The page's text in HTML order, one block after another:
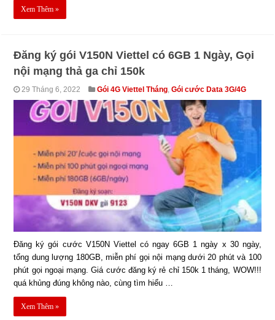
Xem Thêm »
Đăng ký gói V150N Viettel có 6GB 1 Ngày, Gọi
nội mạng thả ga chỉ 150k
29 Tháng 6, 2022 Gói 4G Viettel Tháng,Gói cước Data 3G/4G
Đăng ký gói cước V150N Viettel có ngay 6GB 1 ngày x 30 ngày,
tổng dung lượng 180GB, miễn phí gọi nội mạng dưới 20 phút và 100
phút gọi ngoại mạng. Giá cước đăng ký rẻ chỉ 150k 1 tháng, WOW!!!
quá khủng đúng không nào, cùng tìm hiểu …
Xem Thêm »